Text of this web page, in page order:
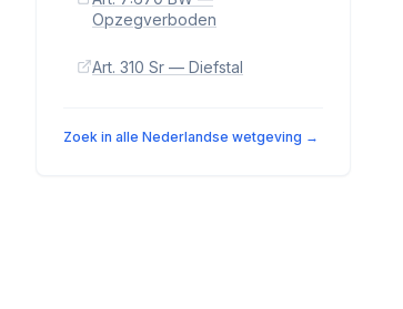
Opzegverboden
Art. 310 Sr — Diefstal
Zoek in alle Nederlandse wetgeving →